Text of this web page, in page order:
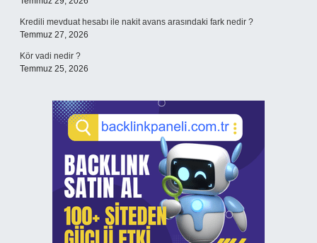
Kredili mevduat hesabı ile nakit avans arasındaki fark nedir ?
Temmuz 27, 2026
Kör vadi nedir ?
Temmuz 25, 2026